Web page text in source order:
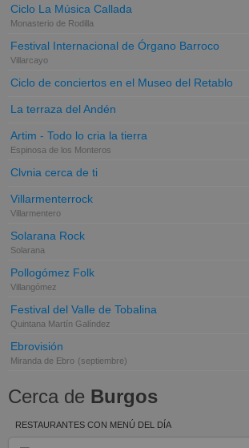
Ciclo La Música Callada
Monasterio de Rodilla
Festival Internacional de Órgano Barroco
Villarcayo
Ciclo de conciertos en el Museo del Retablo
La terraza del Andén
Artim - Todo lo cria la tierra
Espinosa de los Monteros
Clvnia cerca de ti
Villarmenterrock
Villarmentero
Solarana Rock
Solarana
Pollogómez Folk
Villangómez
Festival del Valle de Tobalina
Quintana Martín Galíndez
Ebrovisión
Miranda de Ebro (septiembre)
Cerca de Burgos
RESTAURANTES CON MENÚ DEL DÍA